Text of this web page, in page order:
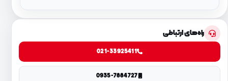
راه‌های ارتباطی
021-33925411
0935-7884727